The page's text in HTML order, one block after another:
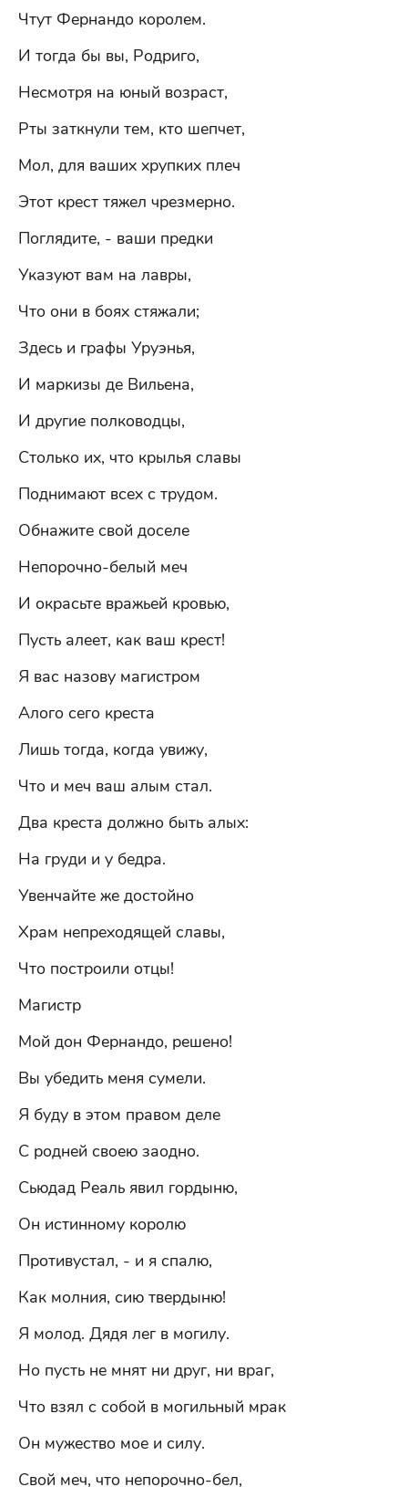
Чтут Фернандо королем.
И тогда бы вы, Родриго,
Несмотря на юный возраст,
Рты заткнули тем, кто шепчет,
Мол, для ваших хрупких плеч
Этот крест тяжел чрезмерно.
Поглядите, - ваши предки
Указуют вам на лавры,
Что они в боях стяжали;
Здесь и графы Уруэнья,
И маркизы де Вильена,
И другие полководцы,
Столько их, что крылья славы
Поднимают всех с трудом.
Обнажите свой доселе
Непорочно-белый меч
И окрасьте вражьей кровью,
Пусть алеет, как ваш крест!
Я вас назову магистром
Алого сего креста
Лишь тогда, когда увижу,
Что и меч ваш алым стал.
Два креста должно быть алых:
На груди и у бедра.
Увенчайте же достойно
Храм непреходящей славы,
Что построили отцы!
Магистр
Мой дон Фернандо, решено!
Вы убедить меня сумели.
Я буду в этом правом деле
С родней своею заодно.
Сьюдад Реаль явил гордыню,
Он истинному королю
Противустал, - и я спалю,
Как молния, сию твердыню!
Я молод. Дядя лег в могилу.
Но пусть не мнят ни друг, ни враг,
Что взял с собой в могильный мрак
Он мужество мое и силу.
Свой меч, что непорочно-бел,